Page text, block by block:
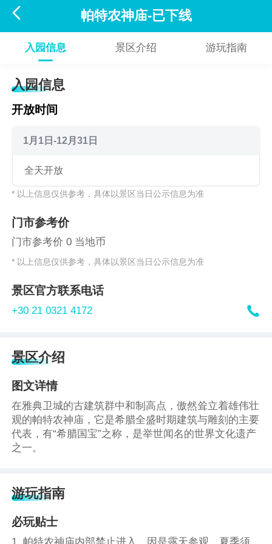
 帕特农神庙-已下线
入园信息 景区介绍 游玩指南
入园信息
开放时间
1月1日-12月31日
全天开放
* 以上信息仅供参考，具体以景区当日公示信息为准
门市参考价
门市参考价 0 当地币
* 以上信息仅供参考，具体以景区当日公示信息为准
景区官方联系电话
+30 21 0321 4172 
景区介绍
图文详情
在雅典卫城的古建筑群中和制高点，傲然耸立着雄伟壮
观的帕特农神庙，它是希腊全盛时期建筑与雕刻的主要
代表，有“希腊国宝”之称，是举世闻名的世界文化遗产
之一。
游玩指南
必玩贴士